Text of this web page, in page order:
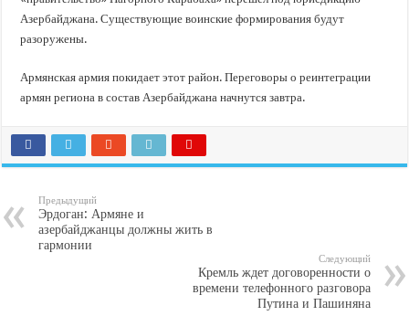
Азербайджана. Существующие воинские формирования будут
разоружены.
Армянская армия покидает этот район. Переговоры о реинтеграции
армян региона в состав Азербайджана начнутся завтра.
Предыдущий
Эрдоган: Армяне и
азербайджанцы должны жить в
гармонии
Следующий
Кремль ждет договоренности о
времени телефонного разговора
Путина и Пашиняна